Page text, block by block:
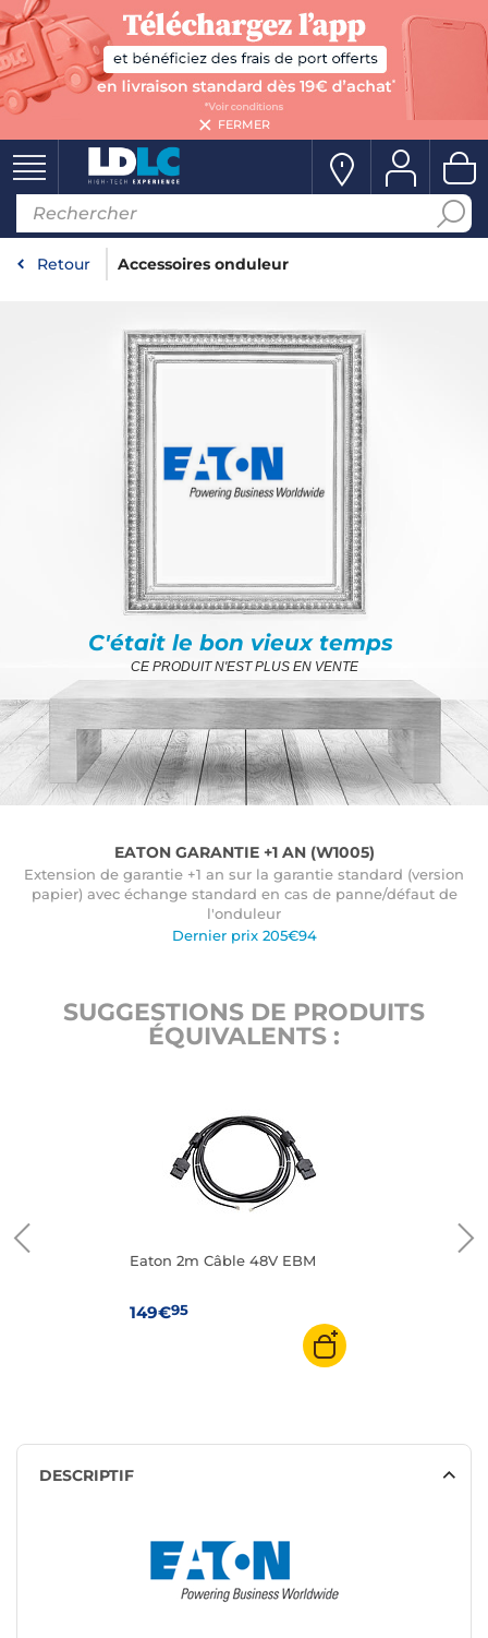
FERMER
Retour Accessoires onduleur
C'était le bon vieux temps
CE PRODUIT N'EST PLUS EN VENTE
EATON GARANTIE +1 AN (W1005)
Extension de garantie +1 an sur la garantie standard (version
papier) avec échange standard en cas de panne/défaut de
l'onduleur
Dernier prix 205€94
SUGGESTIONS DE PRODUITS
ÉQUIVALENTS :
Eaton 2m Câble 48V EBM
149€95
DESCRIPTIF